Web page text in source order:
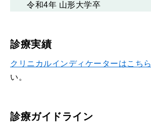
令和4年 山形大学卒
診療実績
クリニカルインディケーターはこちら
い。
診療ガイドライン